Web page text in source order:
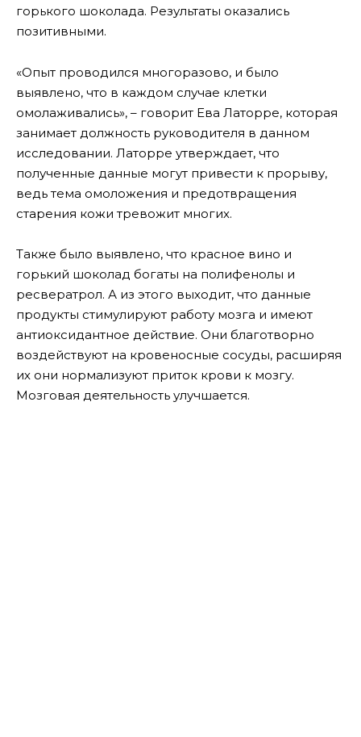
горького шоколада. Результаты оказались
позитивными.
«Опыт проводился многоразово, и было
выявлено, что в каждом случае клетки
омолаживались», – говорит Ева Латорре, которая
занимает должность руководителя в данном
исследовании. Латорре утверждает, что
полученные данные могут привести к прорыву,
ведь тема омоложения и предотвращения
старения кожи тревожит многих.
Также было выявлено, что красное вино и
горький шоколад богаты на полифенолы и
ресвератрол. А из этого выходит, что данные
продукты стимулируют работу мозга и имеют
антиоксидантное действие. Они благотворно
воздействуют на кровеносные сосуды, расширяя
их они нормализуют приток крови к мозгу.
Мозговая деятельность улучшается.